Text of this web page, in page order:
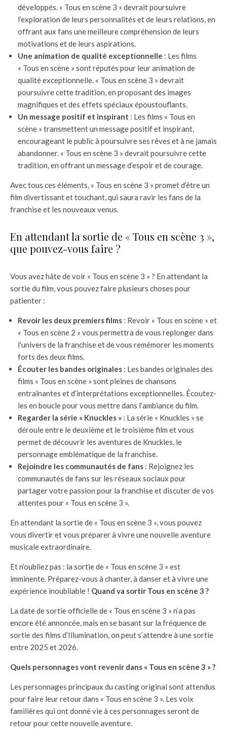
développés. « Tous en scène 3 » devrait poursuivre
l’exploration de leurs personnalités et de leurs relations, en
offrant aux fans une meilleure compréhension de leurs
motivations et de leurs aspirations.
Une animation de qualité exceptionnelle : Les films
« Tous en scène » sont réputés pour leur animation de
qualité exceptionnelle. « Tous en scène 3 » devrait
poursuivre cette tradition, en proposant des images
magnifiques et des effets spéciaux époustouflants.
Un message positif et inspirant : Les films « Tous en
scène » transmettent un message positif et inspirant,
encourageant le public à poursuivre ses rêves et à ne jamais
abandonner. « Tous en scène 3 » devrait poursuivre cette
tradition, en offrant un message d’espoir et de courage.
Avec tous ces éléments, « Tous en scène 3 » promet d’être un
film divertissant et touchant, qui saura ravir les fans de la
franchise et les nouveaux venus.
En attendant la sortie de « Tous en scène 3 »,
que pouvez-vous faire ?
Vous avez hâte de voir « Tous en scène 3 » ? En attendant la
sortie du film, vous pouvez faire plusieurs choses pour
patienter :
Revoir les deux premiers films : Revoir « Tous en scène » et
« Tous en scène 2 » vous permettra de vous replonger dans
l’univers de la franchise et de vous remémorer les moments
forts des deux films.
Écouter les bandes originales : Les bandes originales des
films « Tous en scène » sont pleines de chansons
entraînantes et d’interprétations exceptionnelles. Écoutez-
les en boucle pour vous mettre dans l’ambiance du film.
Regarder la série « Knuckles » : La série « Knuckles » se
déroule entre le deuxième et le troisième film et vous
permet de découvrir les aventures de Knuckles, le
personnage emblématique de la franchise.
Rejoindre les communautés de fans : Rejoignez les
communautés de fans sur les réseaux sociaux pour
partager votre passion pour la franchise et discuter de vos
attentes pour « Tous en scène 3 ».
En attendant la sortie de « Tous en scène 3 », vous pouvez
vous divertir et vous préparer à vivre une nouvelle aventure
musicale extraordinaire.
Et n’oubliez pas : la sortie de « Tous en scène 3 » est
imminente. Préparez-vous à chanter, à danser et à vivre une
expérience inoubliable ! Quand va sortir Tous en scène 3 ?
La date de sortie officielle de « Tous en scène 3 » n’a pas
encore été annoncée, mais en se basant sur la fréquence de
sortie des films d’Illumination, on peut s’attendre à une sortie
entre 2025 et 2026.
Quels personnages vont revenir dans « Tous en scène 3 » ?
Les personnages principaux du casting original sont attendus
pour faire leur retour dans « Tous en scène 3 ». Les voix
familières qui ont donné vie à ces personnages seront de
retour pour cette nouvelle aventure.